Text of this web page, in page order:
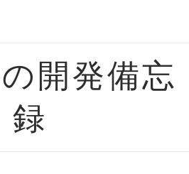
開発備忘
録